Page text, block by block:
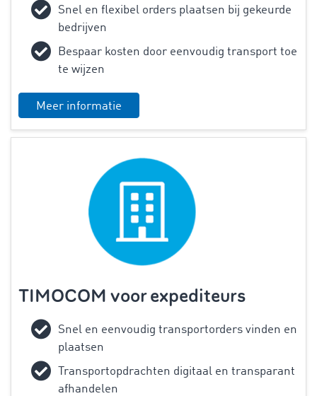
Snel en flexibel orders plaatsen bij gekeurde
bedrijven
Bespaar kosten door eenvoudig transport toe
te wijzen
Meer informatie
TIMOCOM voor expediteurs
Snel en eenvoudig transportorders vinden en
plaatsen
Transportopdrachten digitaal en transparant
afhandelen